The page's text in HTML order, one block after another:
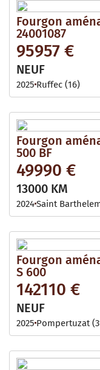
Fourgon
24001087
95957 €
NEUF
2025 Ruffec (16)
Fourgon
500 BF
49990 €
13000 KM
2024Saint
Fourgon
S 600
142110 €
NEUF
2025 Pompertuzat